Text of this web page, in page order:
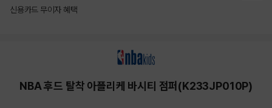
신용카드 무이자 혜택
NBA 후드 탈착 아플리케 바시티 점퍼(K233JP010P)